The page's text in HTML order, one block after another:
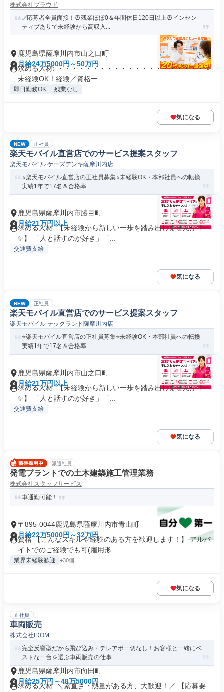
株式会社プラウド
✅応募者全員面接！⏰残業ほぼ0＆年間休日120日以上⏰インセン
ティブありで未経験から高収入...
鹿児島県薩摩川内市山之口町
月給24万5000円～50万円
求める人材: ・・・・・・・・・・・・・・・・・・・・・ ⭐
未経験OK！経験／資格一...
即日勤務OK 残業なし
気になる
NEW 正社員
楽天モバイル直営店でのサービス提案スタッフ
楽天モバイル ケーズデンキ薩摩川内店
⭐️楽天モバイル直営店の正社員募集⭐️未経験OK・本部社員への転換
実績1年で17名＆合格率...
鹿児島県薩摩川内市勝目町
月給21万円以上
求める人材: 【未経験から新しい一歩を踏み出しませんか？
✨】 「人と話すのが好き」「...
交通費支給
気になる
NEW 正社員
楽天モバイル直営店でのサービス提案スタッフ
楽天モバイル テックランド薩摩川内店
⭐️楽天モバイル直営店の正社員募集⭐️未経験OK・本部社員への転換
実績1年で17名＆合格率...
鹿児島県薩摩川内市山之口町
月給21万円以上
求める人材: 【未経験から新しい一歩を踏み出しませんか？
✨】 「人と話すのが好き」「...
交通費支給
気になる
派遣社員
発電プラントでの土木建築施工管理業務
株式会社スタッフサービス
車通勤可能！
〒895-0044鹿児島県薩摩川内市青山町
月給22万5000円～32万円
資格 【こんなスキルや経験のある方を歓迎します！】 アルバ
イトでのご経験でも可(雇用形...
業界未経験歓迎 +30個
気になる
正社員
車両販売
株式会社IDOM
完全反響型だから飛び込み・テレアポ一切なし！お客様と一緒にベ
ストな一台を選ぶ車両販売の仕事...
鹿児島県薩摩川内市向田町
月給25万円～48万5000円
求める人材: ＼素直さ・熱量がある方、大歓迎！／ 【応募要